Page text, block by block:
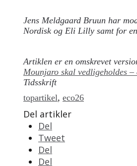
Jens Meldgaard Bruun har
Nordisk og Eli Lilly samt for
Artiklen er en omskrevet
Mounjaro skal vedligeholdes
Tidsskrift
topartikel, eco26
Del artikler
Del
Tweet
Del
Del